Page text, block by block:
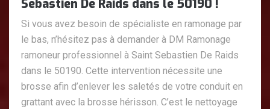
Sebastien De Raids dans le 50190 !
Si vous avez besoin de spécialiste en ramonage par
le bas, n’hésitez pas à demander à DM Ramonage
ramoneur professionnel à Saint Sebastien De Raids
dans le 50190. Cette intervention nécessite une
brosse afin d’enlever les saletés de votre conduit en
grattant avec la brosse hérisson. C’est le nettoyage